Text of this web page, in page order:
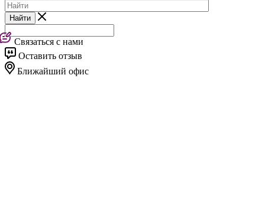
Найти
Связаться с нами
Оставить отзыв
Ближайший офис